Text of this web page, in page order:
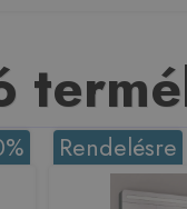
Rendelésre